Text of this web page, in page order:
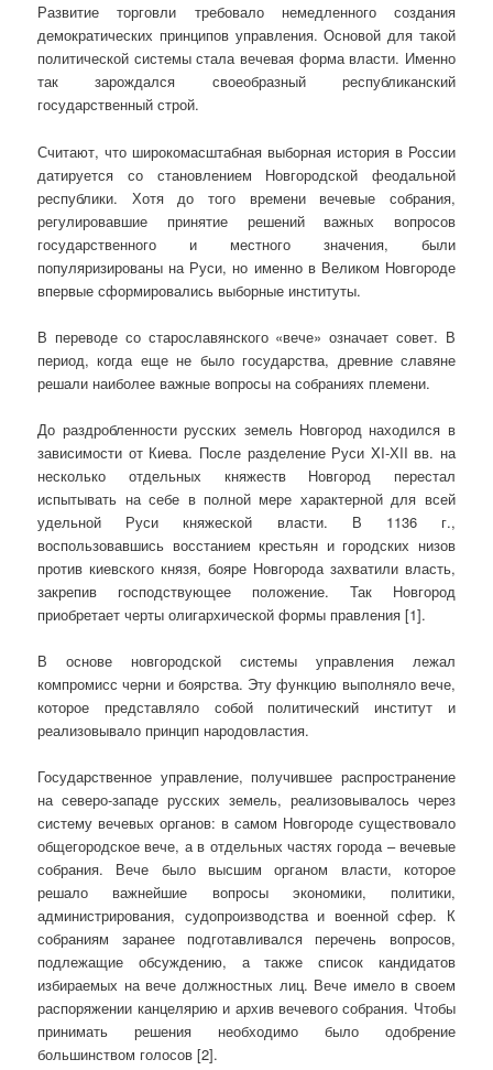
Развитие торговли требовало немедленного создания
демократических принципов управления. Основой для такой
политической системы стала вечевая форма власти. Именно
так зарождался своеобразный республиканский
государственный строй.
Считают, что широкомасштабная выборная история в России
датируется со становлением Новгородской феодальной
республики. Хотя до того времени вечевые собрания,
регулировавшие принятие решений важных вопросов
государственного и местного значения, были
популяризированы на Руси, но именно в Великом Новгороде
впервые сформировались выборные институты.
В переводе со старославянского «вече» означает совет. В
период, когда еще не было государства, древние славяне
решали наиболее важные вопросы на собраниях племени.
До раздробленности русских земель Новгород находился в
зависимости от Киева. После разделение Руси XI-ХII вв. на
несколько отдельных княжеств Новгород перестал
испытывать на себе в полной мере характерной для всей
удельной Руси княжеской власти. В 1136 г.,
воспользовавшись восстанием крестьян и городских низов
против киевского князя, бояре Новгорода захватили власть,
закрепив господствующее положение. Так Новгород
приобретает черты олигархической формы правления [1].
В основе новгородской системы управления лежал
компромисс черни и боярства. Эту функцию выполняло вече,
которое представляло собой политический институт и
реализовывало принцип народовластия.
Государственное управление, получившее распространение
на северо-западе русских земель, реализовывалось через
систему вечевых органов: в самом Новгороде существовало
общегородское вече, а в отдельных частях города – вечевые
собрания. Вече было высшим органом власти, которое
решало важнейшие вопросы экономики, политики,
администрирования, судопроизводства и военной сфер. К
собраниям заранее подготавливался перечень вопросов,
подлежащие обсуждению, а также список кандидатов
избираемых на вече должностных лиц. Вече имело в своем
распоряжении канцелярию и архив вечевого собрания. Чтобы
принимать решения необходимо было одобрение
большинством голосов [2].